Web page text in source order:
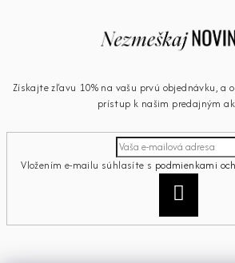
Získajte zľavu 10% na vašu prvú objednávku, a
prístup k našim predajným
Vložením e-mailu súhlasíte s podmienkami